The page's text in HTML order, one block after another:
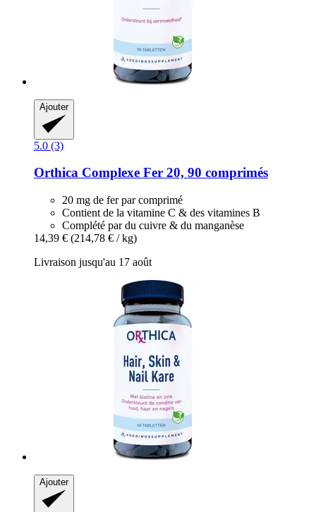
Ajouter
5.0 (3)
Orthica Complexe Fer 20, 90 comprimés
20 mg de fer par comprimé
Contient de la vitamine C & des vitamines B
Complété par du cuivre & du manganèse
14,39 € (214,78 € / kg)
Livraison jusqu'au 17 août
Ajouter